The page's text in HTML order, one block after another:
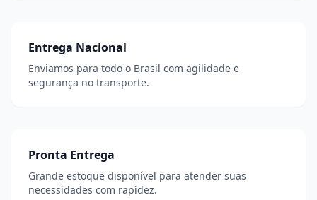
Entrega Nacional
Enviamos para todo o Brasil com agilidade e
segurança no transporte.
Pronta Entrega
Grande estoque disponível para atender suas
necessidades com rapidez.